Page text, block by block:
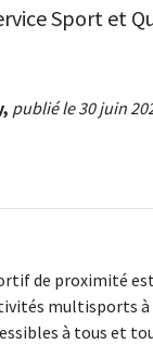
Sport et
publié le 30 juin
de proximité
multisports
à tous et